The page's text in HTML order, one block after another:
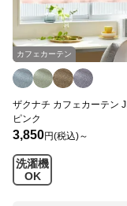
カフェカーテン
ザクナチ カフェカーテン
ピンク
3,850円(税込)～
洗濯機
OK